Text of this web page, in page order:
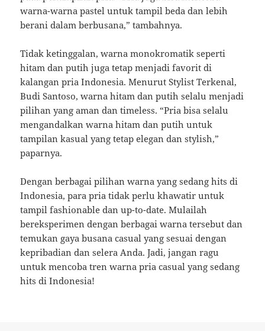
warna-warna pastel untuk tampil beda dan lebih
berani dalam berbusana,” tambahnya.
Tidak ketinggalan, warna monokromatik seperti
hitam dan putih juga tetap menjadi favorit di
kalangan pria Indonesia. Menurut Stylist Terkenal,
Budi Santoso, warna hitam dan putih selalu menjadi
pilihan yang aman dan timeless. “Pria bisa selalu
mengandalkan warna hitam dan putih untuk
tampilan kasual yang tetap elegan dan stylish,”
paparnya.
Dengan berbagai pilihan warna yang sedang hits di
Indonesia, para pria tidak perlu khawatir untuk
tampil fashionable dan up-to-date. Mulailah
bereksperimen dengan berbagai warna tersebut dan
temukan gaya busana casual yang sesuai dengan
kepribadian dan selera Anda. Jadi, jangan ragu
untuk mencoba tren warna pria casual yang sedang
hits di Indonesia!